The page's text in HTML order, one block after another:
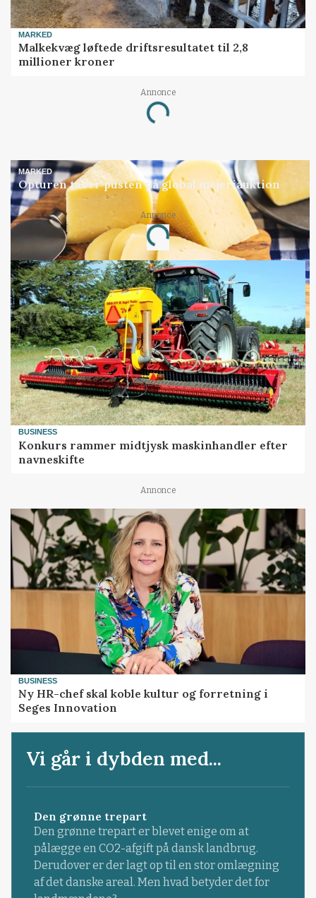
MARKED
Malkekvæg løftede driftsresultatet til 2,8
millioner kroner
Annonce
Loading...
MARKED
Opturen taber pusten på global mejeriauktion
Annonce
Loading...
BUSINESS
Konkurs rammer midtjysk maskinhandler efter
navneskifte
Annonce
BUSINESS
Ny HR-chef skal koble kultur og forretning i
Seges Innovation
Vi går i dybden med...
Den grønne trepart
Den grønne trepart er blevet enige om at
pålægge en CO2-afgift på dansk landbrug.
Derudover er der lagt op til en stor omlægning
af det danske areal. Men hvad betyder det for